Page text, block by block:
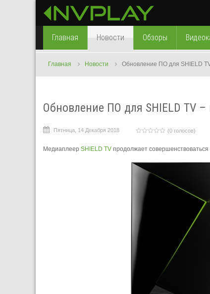
Главная Новости Обзоры
Главная Новости Обновление ПО для SHIELD
Обновление ПО для SHIELD TV
Пятница, 14 Декабря 2018 (0 голосов)
Медиаплеер SHIELD TV продолжает